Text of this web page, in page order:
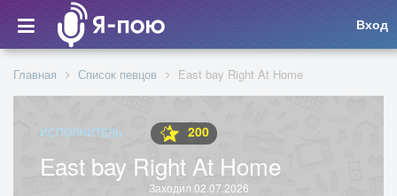
Вход
Главная Список певцов East bay Right At Home
ИСПОЛНИТЕЛЬ 200
East bay Right At Home
Заходил 02.07.2026